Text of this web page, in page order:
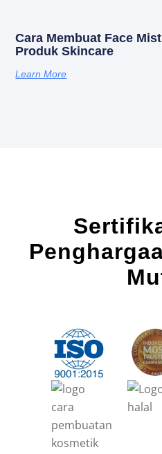
Cara Membuat Face
Produk Skincare
Learn More